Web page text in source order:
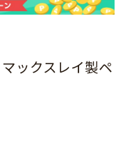
ックスレイ製ペ